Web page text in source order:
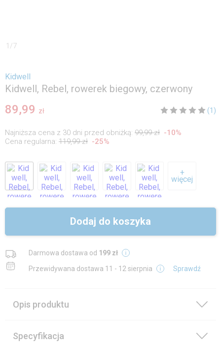
1 /7
Kidwell
Kidwell, Rebel, rowerek biegowy, czerwony
89,99 zł (1)
Najniższa cena z 30 dni przed obniżką: 99,99 zł -10%
Cena regularna: 119,99 zł -25%
+
więcej
Dodaj do koszyka
Darmowa dostawa od 199 zł
Przewidywana dostawa 11 - 12 sierpnia Sprawdź
Opis produktu
Specyfikacja